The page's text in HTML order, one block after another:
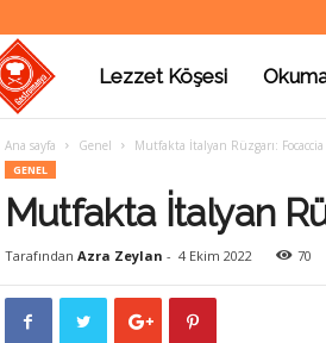
t
Lezzet Köşesi
Ana sayfa Genel Mutfakta İtalyan Rüzgarı: Focaccia
GENEL
Mutfakta İtalyan
Tarafından Azra Zeylan - 4 Ekim 2022 70